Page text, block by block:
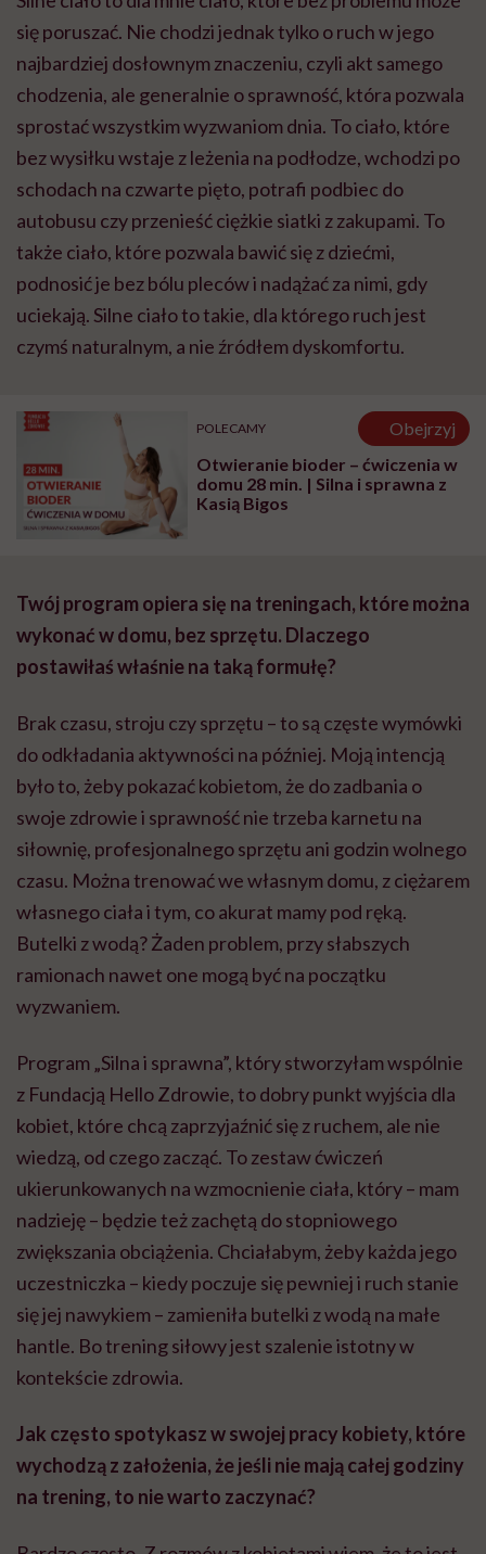
się poruszać. Nie chodzi jednak tylko o ruch w jego
najbardziej dosłownym znaczeniu, czyli akt samego
chodzenia, ale generalnie o sprawność, która pozwala
sprostać wszystkim wyzwaniom dnia. To ciało, które
bez wysiłku wstaje z leżenia na podłodze, wchodzi po
schodach na czwarte pięto, potrafi podbiec do
autobusu czy przenieść ciężkie siatki z zakupami. To
także ciało, które pozwala bawić się z dziećmi,
podnosić je bez bólu pleców i nadążać za nimi, gdy
uciekają. Silne ciało to takie, dla którego ruch jest
czymś naturalnym, a nie źródłem dyskomfortu.
POLECAMY
Obejrzyj
Otwieranie bioder – ćwiczenia w
domu 28 min. | Silna i sprawna z
Kasią Bigos
Twój program opiera się na treningach, które można
wykonać w domu, bez sprzętu. Dlaczego
postawiłaś właśnie na taką formułę?
Brak czasu, stroju czy sprzętu – to są częste wymówki
do odkładania aktywności na później. Moją intencją
było to, żeby pokazać kobietom, że do zadbania o
swoje zdrowie i sprawność nie trzeba karnetu na
siłownię, profesjonalnego sprzętu ani godzin wolnego
czasu. Można trenować we własnym domu, z ciężarem
własnego ciała i tym, co akurat mamy pod ręką.
Butelki z wodą? Żaden problem, przy słabszych
ramionach nawet one mogą być na początku
wyzwaniem.
Program „Silna i sprawna”, który stworzyłam wspólnie
z Fundacją Hello Zdrowie, to dobry punkt wyjścia dla
kobiet, które chcą zaprzyjaźnić się z ruchem, ale nie
wiedzą, od czego zacząć. To zestaw ćwiczeń
ukierunkowanych na wzmocnienie ciała, który – mam
nadzieję – będzie też zachętą do stopniowego
zwiększania obciążenia. Chciałabym, żeby każda jego
uczestniczka – kiedy poczuje się pewniej i ruch stanie
się jej nawykiem – zamieniła butelki z wodą na małe
hantle. Bo trening siłowy jest szalenie istotny w
kontekście zdrowia.
Jak często spotykasz w swojej pracy kobiety, które
wychodzą z założenia, że jeśli nie mają całej godziny
na trening, to nie warto zaczynać?